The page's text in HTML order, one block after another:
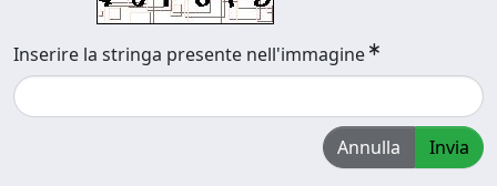
Inserire la stringa presente nell'immagine
Annulla Invia